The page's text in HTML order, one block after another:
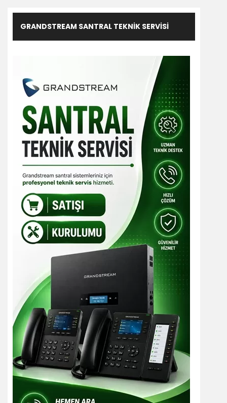
GRANDSTREAM SANTRAL TEKNIK SERVISI